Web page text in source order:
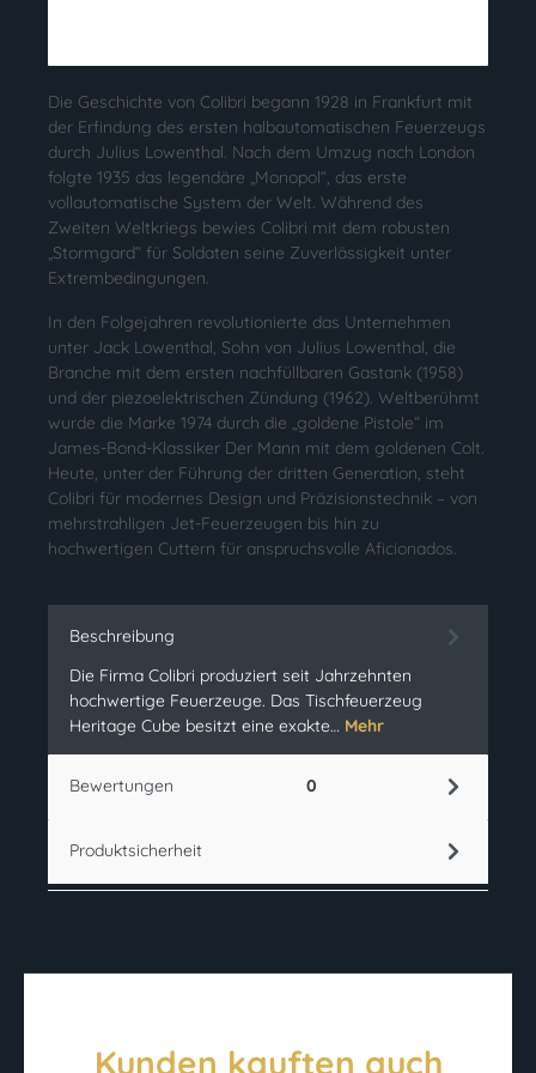
Die Geschichte von Colibri begann 1928 in Frankfurt mit
der Erfindung des ersten halbautomatischen Feuerzeugs
durch Julius Lowenthal. Nach dem Umzug nach London
folgte 1935 das legendäre „Monopol“, das erste
vollautomatische System der Welt. Während des
Zweiten Weltkriegs bewies Colibri mit dem robusten
„Stormgard“ für Soldaten seine Zuverlässigkeit unter
Extrembedingungen.
In den Folgejahren revolutionierte das Unternehmen
unter Jack Lowenthal, Sohn von Julius Lowenthal, die
Branche mit dem ersten nachfüllbaren Gastank (1958)
und der piezoelektrischen Zündung (1962). Weltberühmt
wurde die Marke 1974 durch die „goldene Pistole“ im
James-Bond-Klassiker Der Mann mit dem goldenen Colt.
Heute, unter der Führung der dritten Generation, steht
Colibri für modernes Design und Präzisionstechnik – von
mehrstrahligen Jet-Feuerzeugen bis hin zu
hochwertigen Cuttern für anspruchsvolle Aficionados.
Beschreibung
Die Firma Colibri produziert seit Jahrzehnten
hochwertige Feuerzeuge. Das Tischfeuerzeug
Heritage Cube besitzt eine exakte… Mehr
Bewertungen 0
Produktsicherheit
Kunden kauften auch